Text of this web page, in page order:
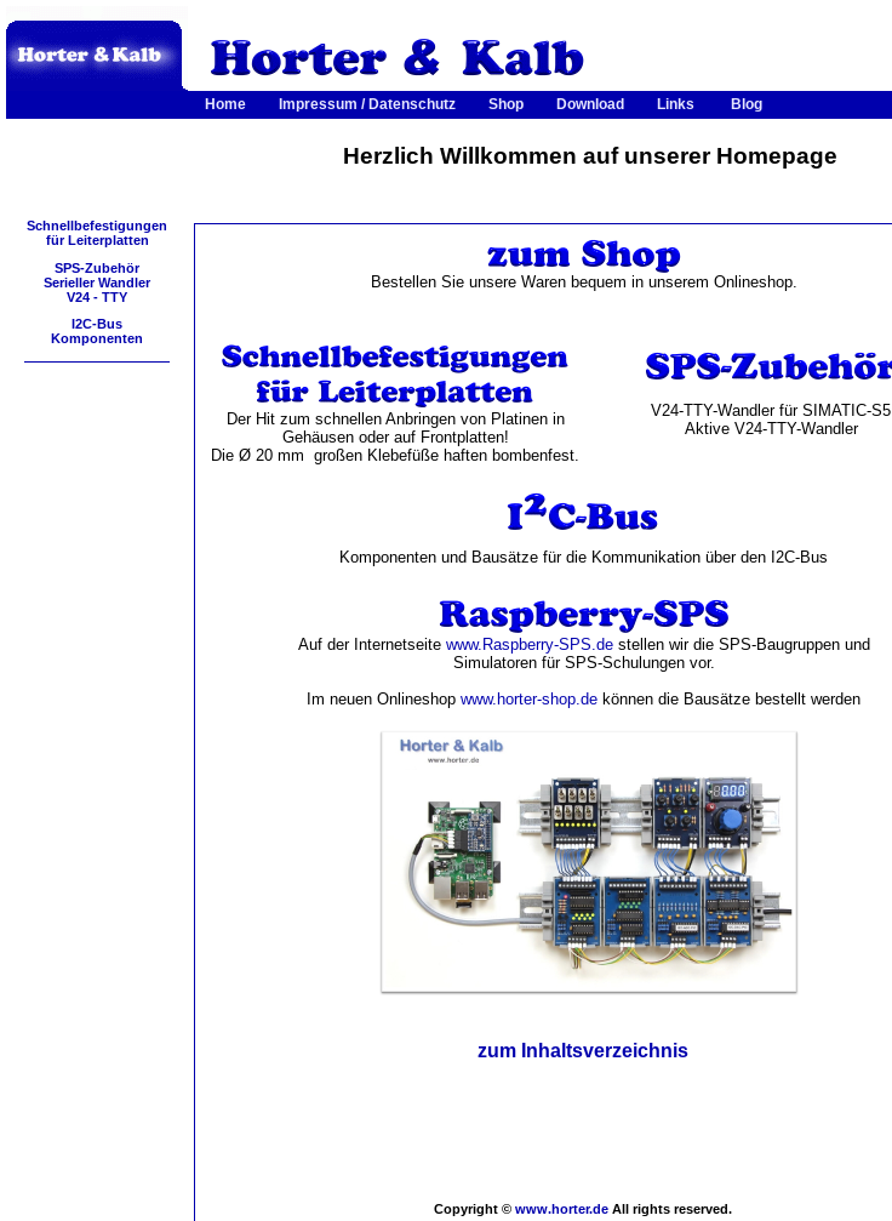
Home Impressum / Datenschutz Shop Download Links Blog
Herzlich Willkommen auf unserer Homepage
Schnellbefestigungen
für Leiterplatten
SPS-Zubehör
Serieller Wandler
V24 - TTY
I2C-Bus
Komponenten
Bestellen Sie unsere Waren bequem in unserem Onlineshop.
Der Hit zum schnellen Anbringen von Platinen in
Gehäusen oder auf Frontplatten!
Die Ø 20 mm großen Klebefüße haften bombenfest.
V24-TTY-Wandler für SIMATIC-S5
Aktive V24-TTY-Wandler
Komponenten und Bausätze für die Kommunikation über den I2C-Bus
Auf der Internetseite www.Raspberry-SPS.destellen wir die SPS-Baugruppen und
Simulatoren für SPS-Schulungen vor.
Im neuen Onlineshop www.horter-shop.de können die Bausätze bestellt werden
zum Inhaltsverzeichnis
Copyright © www.horter.de All rights reserved.